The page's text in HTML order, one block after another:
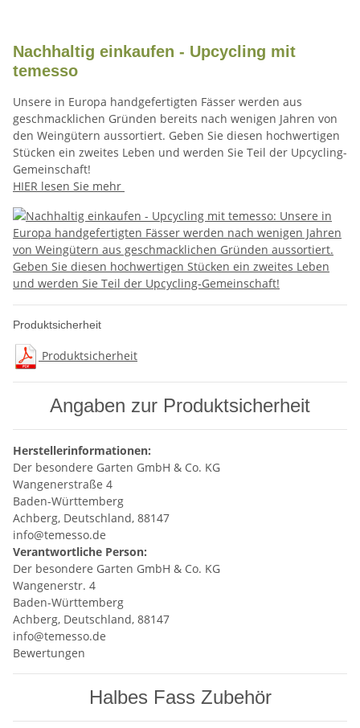
Nachhaltig einkaufen - Upcycling mit
temesso
Unsere in Europa handgefertigten Fässer werden aus
geschmacklichen Gründen bereits nach wenigen Jahren von
den Weingütern aussortiert. Geben Sie diesen hochwertigen
Stücken ein zweites Leben und werden Sie Teil der Upcycling-
Gemeinschaft!
HIER lesen Sie mehr
Produktsicherheit
Produktsicherheit
Angaben zur Produktsicherheit
Herstellerinformationen:
Der besondere Garten GmbH & Co. KG
Wangenerstraße 4
Baden-Württemberg
Achberg, Deutschland, 88147
info@temesso.de
Verantwortliche Person:
Der besondere Garten GmbH & Co. KG
Wangenerstr. 4
Baden-Württemberg
Achberg, Deutschland, 88147
info@temesso.de
Bewertungen
Halbes Fass Zubehör